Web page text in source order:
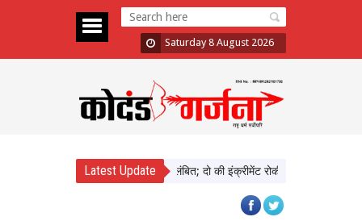
Saturday 8 August 2026
Latest Update
में दिखाई सख्ती, 3 अधिकारी निलंबित; दो की इंक्रीमेंट रोकी